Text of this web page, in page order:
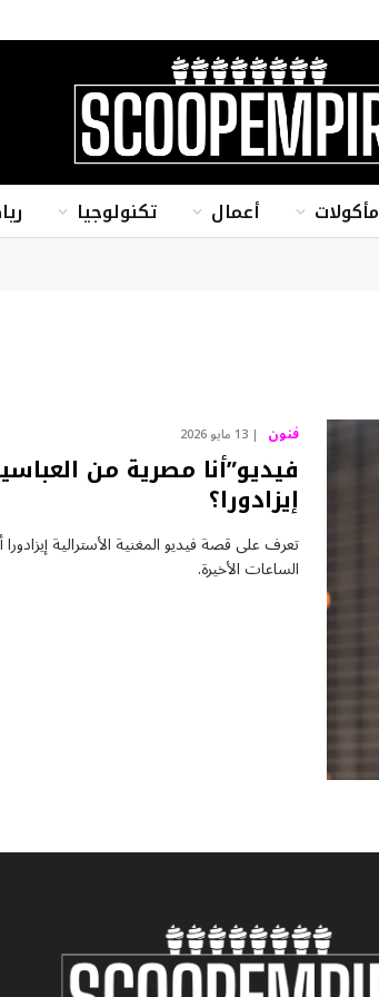
مأكولات أعمال تكنولوجيا
فنون 13 مايو 2026
فيديو”أنا مصرية من
إيزادورا؟
تعرف على قصة فيديو المغنية الأسترالية
الساعات الأخيرة.